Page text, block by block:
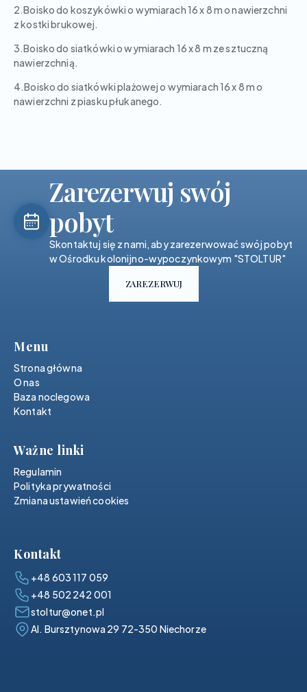
2.Boisko do koszykówki o wymiarach 16 x 8 m o nawierzchni
z kostki brukowej.
3.Boisko do siatkówki o wymiarach 16 x 8 m ze sztuczną
nawierzchnią.
4.Boisko do siatkówki plażowej o wymiarach 16 x 8 m o
nawierzchni z piasku płukanego.
Zarezerwuj swój
pobyt
Skontaktuj się z nami, aby zarezerwować swój pobyt
w Ośrodku kolonijno-wypoczynkowym "STOLTUR"
ZAREZERWUJ
Menu
Strona główna
O nas
Baza noclegowa
Kontakt
Ważne linki
Regulamin
Polityka prywatności
Zmiana ustawień cookies
Kontakt
+48 603 117 059
+48 502 242 001
stoltur@onet.pl
Al. Bursztynowa 29 72-350 Niechorze